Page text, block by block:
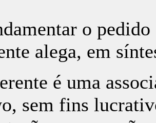
o
alega, em
é uma
sem fins